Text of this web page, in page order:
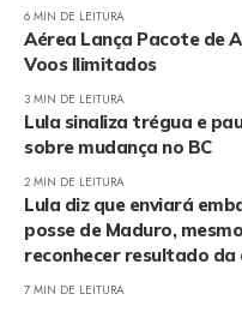
6 MIN DE LEITURA
Aérea Lança Pacote de
Voos Ilimitados
3 MIN DE LEITURA
Lula sinaliza trégua e
sobre mudança no BC
2 MIN DE LEITURA
Lula diz que enviará
posse de Maduro,
reconhecer resultado da
7 MIN DE LEITURA